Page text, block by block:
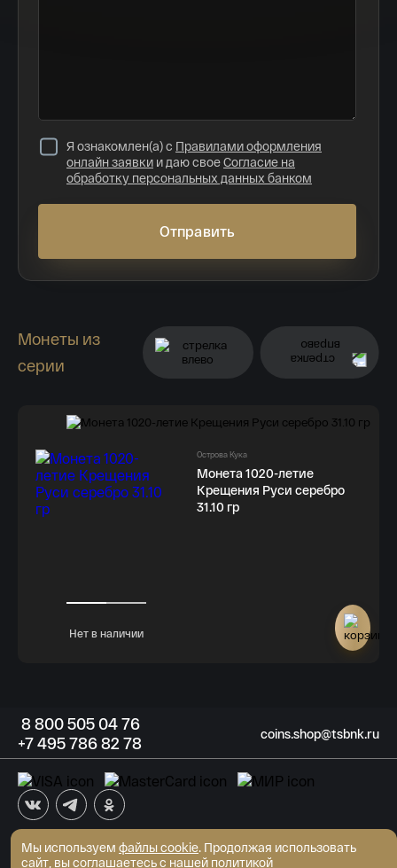
Я ознакомлен(а) с Правилами оформления
онлайн заявки и даю своеСогласие на
обработку персональных данных банком
Отправить
Монеты из
серии
Нет в наличии
Острова Кука
Монета 1020-летие
Крещения Руси серебро
31.10 гр
8800 50504 76
+7495 78682 78 coins.shop@tsbnk.ru
АКБ "Трансстройбанк" (АО)
Генеральная лицензия ЦБ РФ №2807 от 02.06.2015
Мы используем файлы cookie. Продолжая использовать
сайт, вы соглашаетесь с нашей политикой